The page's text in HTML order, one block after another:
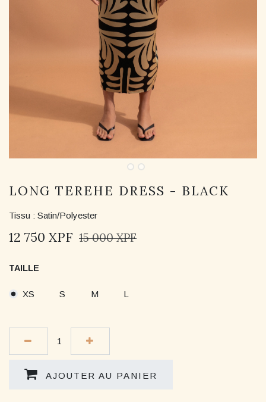
LONG TEREHE DRESS - BLACK
Tissu : Satin/Polyester
12 750 XPF 15 000XPF
TAILLE
XS S M L
AJOUTER AU PANIER